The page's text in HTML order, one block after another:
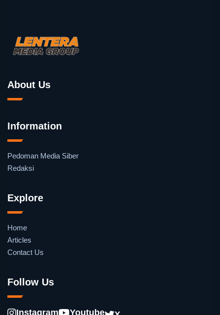
About Us
Information
Pedoman Media Siber
Redaksi
Explore
Home
Articles
Contact Us
Follow Us
Instagram Youtube